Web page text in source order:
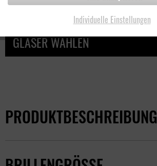
GLÄSER WÄHLEN
PRODUKTBESCHREIBUNG
Individuelle Einstellungen